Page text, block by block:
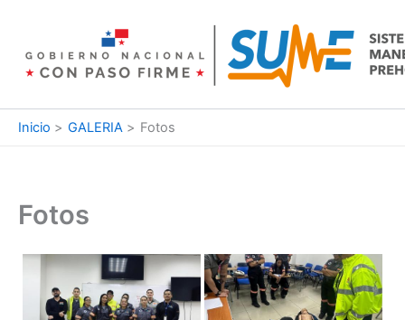
contenido
Inicio GALERIA Fotos
Fotos